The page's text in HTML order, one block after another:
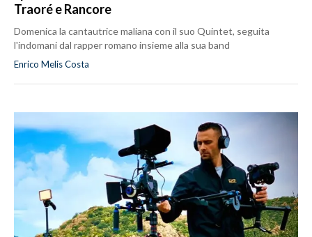
Traoré e Rancore
Domenica la cantautrice maliana con il suo Quintet, seguita
l'indomani dal rapper romano insieme alla sua band
Enrico Melis Costa